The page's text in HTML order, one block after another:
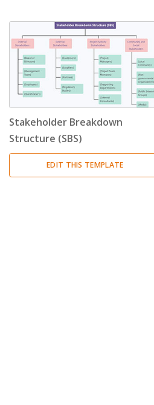
Work
Stakeholder Breakdown
Structure (SBS)
EDIT THIS TEMPLATE